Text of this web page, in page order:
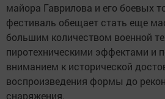
майора Гаврилова и его боевых
фестиваль обещает стать еще
большим количеством военной
пиротехническими эффектами
вниманием к исторической
воспроизведения формы до
снаряжения.